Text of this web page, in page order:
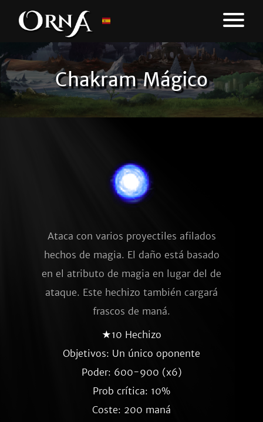
Chakram Mágico
Ataca con varios proyectiles afilados
hechos de magia. El daño está basado
en el atributo de magia en lugar del de
ataque. Este hechizo también cargará
frascos de maná.
★10 Hechizo
Objetivos: Un único oponente
Poder: 600-900 (x6)
Prob crítica: 10%
Coste: 200 maná